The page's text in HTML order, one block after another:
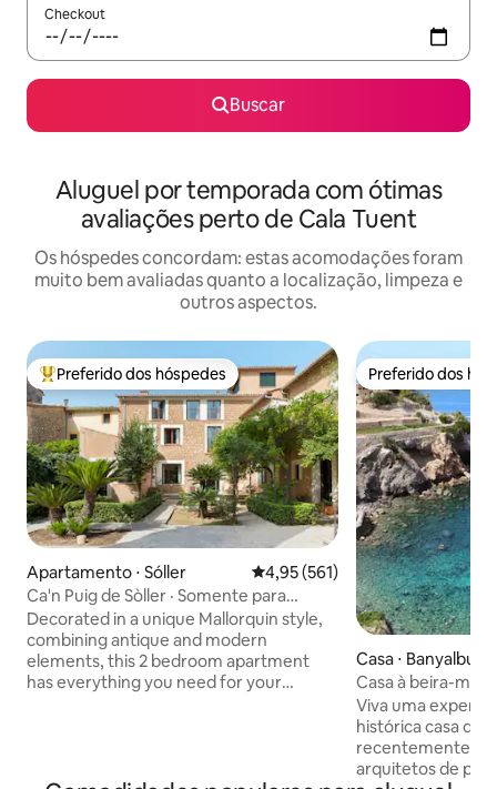
Checkout
Buscar
Aluguel por temporada com ótimas
avaliações perto de Cala Tuent
Os hóspedes concordam: estas acomodações foram
muito bem avaliadas quanto a localização, limpeza e
outros aspectos.
Entre os melhores preferidos dos hóspedes
Preferido dos hóspedes
Apartamento ⋅ Sóller 4,95 de uma avaliação média de
4,95 (561)
Ca'n Puig de Sòller · Somente para
adultos (+12), Apart...
Decorated in a unique Mallorquin style,
combining antique and modern
elements, this 2 bedroom apartment
has everything you need for your
Preferido dos
Preferido dos
Casa ⋅
Casa à beira-mar
direto à praia
Viva uma
histórica casa de
recentemente
arquitetos de